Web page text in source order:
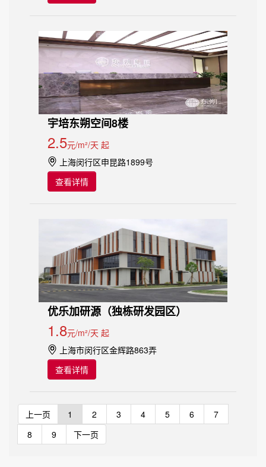
宇培东朔空间8楼
2.5元/m²/天 起
上海闵行区申昆路1899号
查看详情
优乐加研源（独栋研发园区）
1.8元/m²/天 起
上海市闵行区金辉路863弄
查看详情
上一页 1 2 3 4 5 6
7
8
9 下一页